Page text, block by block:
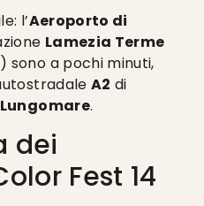
l’Aeroporto di
Lamezia Terme
sono a pochi minuti,
A2 di
Lungomare.
dei
Fest 14